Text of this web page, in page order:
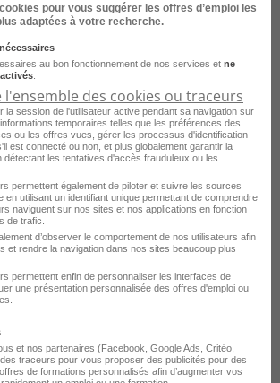
Vendeur - Petit Bateau Nice
CDI
Petit Bateau
juillet 2026
pour vous suggérer les offres d’emploi les
adaptées à votre recherche.
au bon fonctionnement de nos services et ne
l'ensemble des cookies ou traceurs
la session de l'utilisateur active pendant sa navigation sur
temporaires telles que les préférences des
ou les offres vues, gérer les processus d'identification
est connecté ou non, et plus globalement garantir la
détectant les tentatives d'accès frauduleux ou les
permettent également de piloter et suivre les sources
en utilisant un identifiant unique permettant de comprendre
naviguent sur nos sites et nos applications en fonction
de trafic.
d’observer le comportement de nos utilisateurs afin
et rendre la navigation dans nos sites beaucoup plus
permettent enfin de personnaliser les interfaces de
une présentation personnalisée des offres d'emploi ou
et nos partenaires (Facebook, Google Ads , Critéo,
traceurs pour vous proposer des publicités pour des
de formations personnalisés afin d’augmenter vos